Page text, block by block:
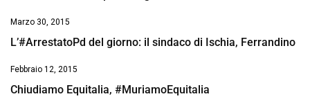
Marzo 30, 2015
L’#ArrestatoPd del giorno: il sindaco di Ischia, Ferrandino
Febbraio 12, 2015
Chiudiamo Equitalia, #MuriamoEquitalia